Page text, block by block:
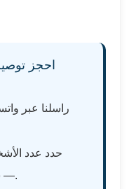
راسلنا عبر
حدد عدد
— سيدان أو ميني فان أو غيرها.